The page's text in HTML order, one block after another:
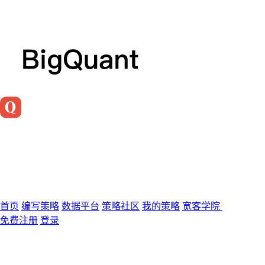
首页 编写策略 数据平台 策略社区 我的策略 宽客学院
免费注册 登录